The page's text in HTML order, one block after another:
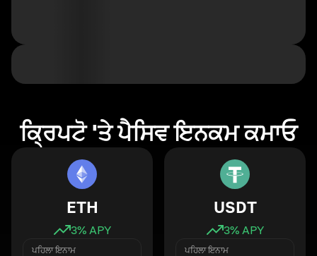
ਕ੍ਰਿਪਟੋ 'ਤੇ ਪੈਸਿਵ ਇਨਕਮ ਕਮਾਓ
ETH
3% APY
ਪਹਿਲਾ ਇਨਾਮ
USDT
3% APY
ਪਹਿਲਾ ਇਨਾਮ